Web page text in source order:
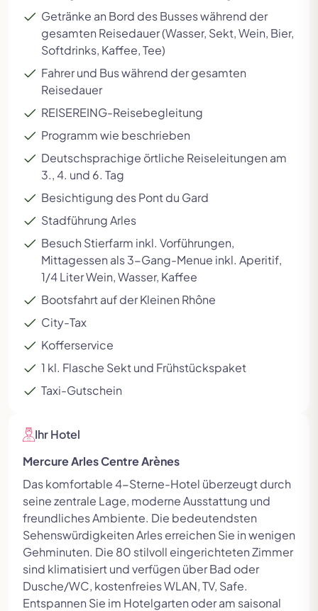
Zur vorherigen Seite in der Slideshow
Getränke an Bord des Busses während der
gesamten Reisedauer (Wasser, Sekt, Wein, Bier,
Softdrinks, Kaffee, Tee)
Fahrer und Bus während der gesamten
Reisedauer
REISEREING-Reisebegleitung
Programm wie beschrieben
Deutschsprachige örtliche Reiseleitungen am
3., 4. und 6. Tag
Besichtigung des Pont du Gard
Stadführung Arles
Besuch Stierfarm inkl. Vorführungen,
Mittagessen als 3-Gang-Menue inkl. Aperitif,
1/4 Liter Wein, Wasser, Kaffee
Bootsfahrt auf der Kleinen Rhône
City-Tax
Kofferservice
1 kl. Flasche Sekt und Frühstückspaket
Taxi-Gutschein
Ihr Hotel
Mercure Arles Centre Arènes
Das komfortable 4-Sterne-Hotel überzeugt durch
seine zentrale Lage, moderne Ausstattung und
freundliches Ambiente. Die bedeutendsten
Sehenswürdigkeiten Arles erreichen Sie in wenigen
Gehminuten. Die 80 stilvoll eingerichteten Zimmer
sind klimatisiert und verfügen über Bad oder
Dusche/WC, kostenfreies WLAN, TV, Safe.
Entspannen Sie im Hotelgarten oder am saisonal